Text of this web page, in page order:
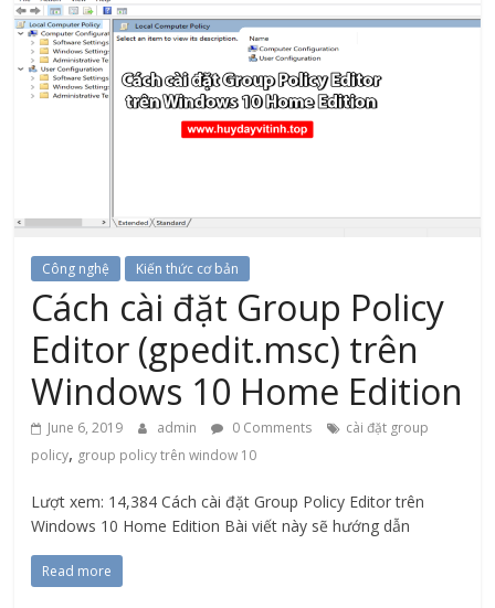
Công nghệ Kiến thức cơ bản
Cách cài đặt Group Policy
Editor (gpedit.msc) trên
Windows 10 Home Edition
June 6, 2019 admin 0 Comments
cài đặt group
policy, group policy trên window 10
Lượt xem: 14,384 Cách cài đặt Group Policy Editor trên
Windows 10 Home Edition Bài viết này sẽ hướng dẫn
Read more